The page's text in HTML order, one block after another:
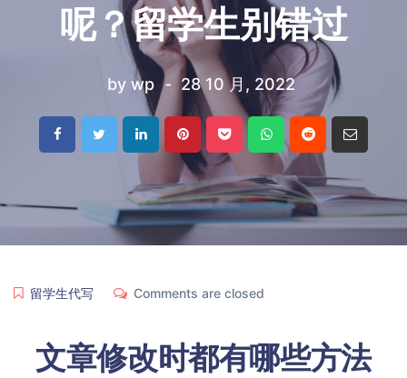
呢？留学生别错过
by wp 28 10 月, 2022
留学生代写 Comments are closed
文章修改时都有哪些方法